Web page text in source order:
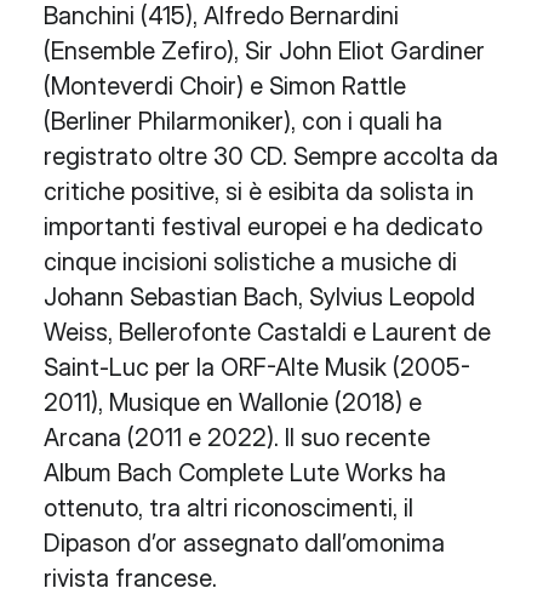
Banchini (415), Alfredo Bernardini
(Ensemble Zefiro), Sir John Eliot Gardiner
(Monteverdi Choir) e Simon Rattle
(Berliner Philarmoniker), con i quali ha
registrato oltre 30 CD. Sempre accolta da
critiche positive, si è esibita da solista in
importanti festival europei e ha dedicato
cinque incisioni solistiche a musiche di
Johann Sebastian Bach, Sylvius Leopold
Weiss, Bellerofonte Castaldi e Laurent de
Saint-Luc per la ORF-Alte Musik (2005-
2011), Musique en Wallonie (2018) e
Arcana (2011 e 2022). Il suo recente
Album Bach Complete Lute Works ha
ottenuto, tra altri riconoscimenti, il
Dipason d’or assegnato dall’omonima
rivista francese.